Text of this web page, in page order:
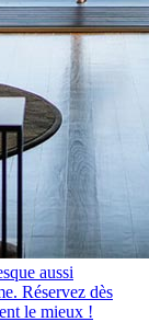
aussi
Réservez dès
le mieux !